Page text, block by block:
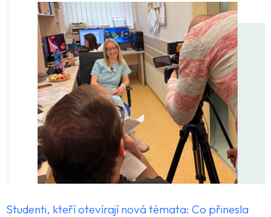
Studenti, kteří otevírají nová témata: Co přinesla